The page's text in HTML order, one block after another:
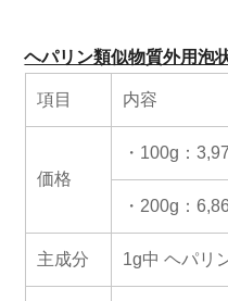
ヘパリン類似物質外用泡
項目 内容
価格
・100g：
・200g：
主成分 1g中 ヘパリ